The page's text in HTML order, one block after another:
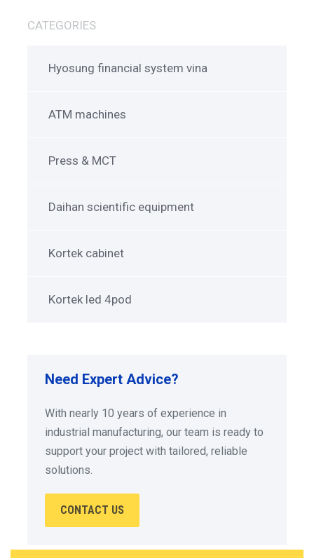
CATEGORIES
Hyosung financial system vina
ATM machines
Press & MCT
Daihan scientific equipment
Kortek cabinet
Kortek led 4pod
Need Expert Advice?
With nearly 10 years of experience in
industrial manufacturing, our team is ready to
support your project with tailored, reliable
solutions.
CONTACT US